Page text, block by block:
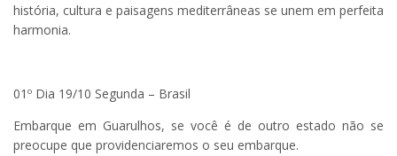
história, cultura e paisagens mediterrâneas se unem em perfeita
harmonia.
01º Dia 19/10 Segunda – Brasil
Embarque em Guarulhos, se você é de outro estado não se
preocupe que providenciaremos o seu embarque.